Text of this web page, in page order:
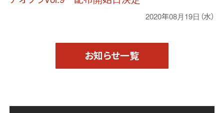
2020年08月19日（水）
お知らせ一覧